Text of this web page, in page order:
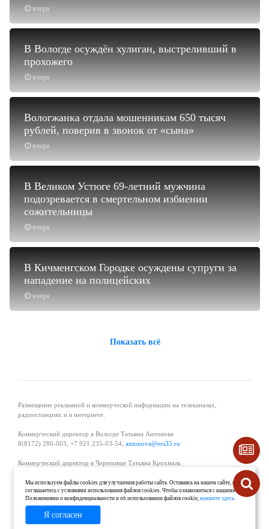
вчера
вчера
В Вологде осуждён хулиган, выстреливший в
прохожего
вчера
Вологжанка отдала мошенникам 650 тысяч
рублей, поверив в звонок от «сына»
вчера
В Великом Устюге 69-летний мужчина
подозревается в смертельном избиении
сожительницы
вчера
В Кичменгском Городке осуждены супруги за
нападение на полицейских
Показать всё
Размещение рекламной и коммерческой информации на телеканалах,
радиостанциях и в интернете.
Коммерческий директор в Вологде Татьяна Антонова
8(8172) 280-003, +7 921 235-03-54, antonova@ers35.ru
Коммерческий директор в Череповце Татьяна Крохмаль
Начальник отдела рекламы в Великом Устюге Екатерина Вьюжанина 8(81738)
2-04-44, +7 921 125-06-40,katrinv81@mail.ru
О проекте Реклама
Мы используем файлы cookies для улучшения работы сайта. Оставаясь на нашем сайте, вы
соглашаетесь с условиями использования файлов cookies. Чтобы ознакомиться с нашими
Положениями о конфиденциальности и об использовании файлов cookie,нажмите здесь.
Я согласен